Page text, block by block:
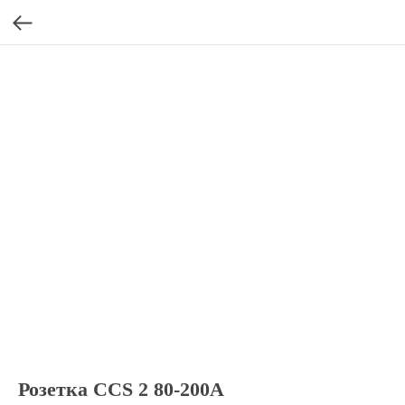
Розетка CCS 2 80-200А